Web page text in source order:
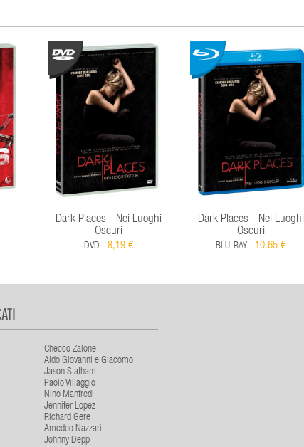
Dark Places - Nei Luoghi
Oscuri
DVD - 8,19 €
Dark Places - Nei Luoghi
Oscuri
BLU-RAY - 10,65 €
Checco Zalone
Aldo Giovanni e Giacomo
Jason Statham
Paolo Villaggio
Nino Manfredi
Jennifer Lopez
Richard Gere
Amedeo Nazzari
Johnny Depp